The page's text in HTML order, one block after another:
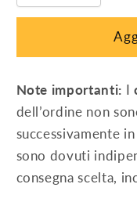
da
m
Note importanti: I
dell’ordine non
successivamente
sono dovuti
consegna scelta,